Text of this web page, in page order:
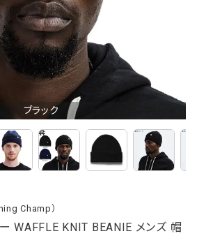
ブラック
Champ）
WAFFLE KNIT BEANIE メンズ 帽